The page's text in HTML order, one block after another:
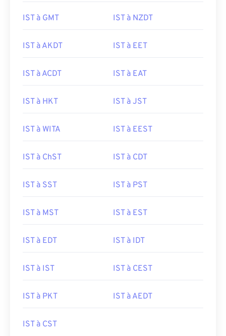
IST à GMT IST à NZDT
IST à AKDT IST à EET
IST à ACDT IST à EAT
IST à HKT IST à JST
IST à WITA IST à EEST
IST à ChST IST à CDT
IST à SST IST à PST
IST à MST IST à EST
IST à EDT IST à IDT
IST à IST IST à CEST
IST à PKT IST à AEDT
IST à CST